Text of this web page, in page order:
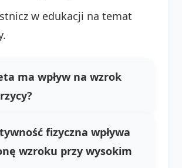
w edukacji na temat
ma wpływ na wzrok
fizyczna wpływa
wzroku przy wysokim